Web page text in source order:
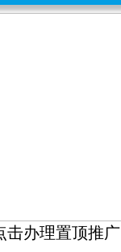
击办理置顶推广